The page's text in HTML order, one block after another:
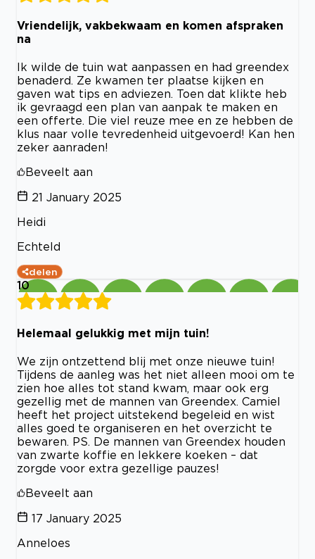
Vriendelijk, vakbekwaam en komen afspraken
na
Ik wilde de tuin wat aanpassen en had greendex
benaderd. Ze kwamen ter plaatse kijken en
gaven wat tips en adviezen. Toen dat klikte heb
ik gevraagd een plan van aanpak te maken en
een offerte. Die viel reuze mee en ze hebben de
klus naar volle tevredenheid uitgevoerd! Kan hen
zeker aanraden!
Beveelt aan
21 January 2025
Heidi
Echteld
delen
10
Helemaal gelukkig met mijn tuin!
We zijn ontzettend blij met onze nieuwe tuin!
Tijdens de aanleg was het niet alleen mooi om te
zien hoe alles tot stand kwam, maar ook erg
gezellig met de mannen van Greendex. Camiel
heeft het project uitstekend begeleid en wist
alles goed te organiseren en het overzicht te
bewaren. PS. De mannen van Greendex houden
van zwarte koffie en lekkere koeken – dat
zorgde voor extra gezellige pauzes!
Beveelt aan
17 January 2025
Anneloes